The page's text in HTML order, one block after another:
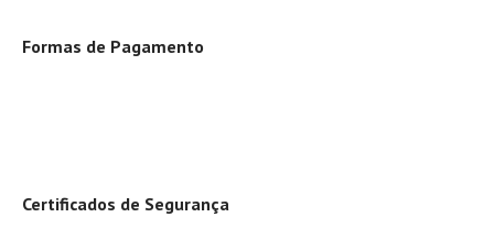
Formas de Pagamento
Certificados de Segurança